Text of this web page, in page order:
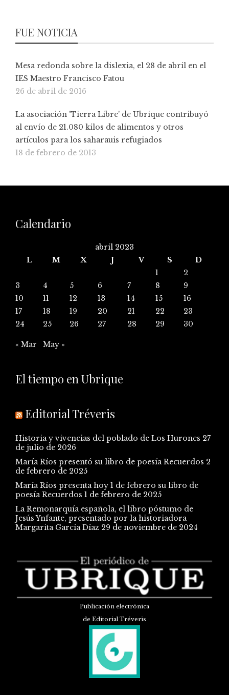
FUE NOTICIA
Mesa redonda sobre la dislexia, el 28 de abril en el
IES Maestro Francisco Fatou
26 de abril de 2016
La asociación 'Tierra Libre' de Ubrique contribuyó
al envío de 21.080 kilos de alimentos y otros
artículos para los saharauis refugiados
18 de febrero de 2013
Calendario
abril 2023
L
M X J V S
D
1
2
3
4 5 6 7 8
9
10
11 12 13 14 15
16
17
18 19 20 21 22
23
24
25 26 27 28 29 30
« Mar May »
El tiempo en Ubrique
Editorial Tréveris
Historia y vivencias del poblado de Los Hurones 27
de julio de 2026
María Ríos presentó su libro de poesía Recuerdos 2
de febrero de 2025
María Ríos presenta hoy 1 de febrero su libro de
poesía Recuerdos 1 de febrero de 2025
La Remonarquía española, el libro póstumo de
Jesús Ynfante, presentado por la historiadora
Margarita García Díaz 29 de noviembre de 2024
Publicación electrónica
de Editorial Tréveris